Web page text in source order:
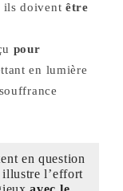
ils doivent être
pour
en lumière
en question
illustre l’effort